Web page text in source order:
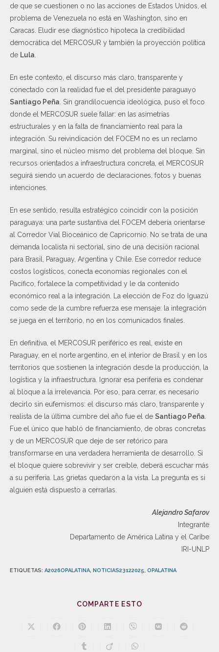
de que se cuestionen o no las acciones de Estados Unidos, el
problema de Venezuela no está en Washington, sino en
Caracas. Eludir ese diagnóstico hipoteca la credibilidad
democrática del MERCOSUR y también la proyección política
de Lula
En este contexto, el discurso más claro, transparente y
conectado con la realidad fue el del presidente paraguayo
Santiago Peña . Sin grandilocuencia ideológica, puso el foco
donde el MERCOSUR suele fallar: en las asimetrías
estructurales y en la falta de financiamiento real para la
integración. Su reivindicación del FOCEM no es un reclamo
marginal, sino el núcleo mismo del problema del bloque. Sin
recursos orientados a infraestructura concreta, el MERCOSUR
seguirá siendo un acuerdo de declaraciones, fotos y buenas
intenciones.
En ese sentido, resulta estratégico coincidir con la posición
paraguaya: una parte sustantiva del FOCEM debería orientarse
al Corredor Vial Bioceánico de Capricornio. No se trata de una
demanda localista ni sectorial, sino de una decisión racional
para Brasil, Paraguay, Argentina y Chile. Ese corredor reduce
costos logísticos, conecta economías regionales con el
Pacífico, fortalece la competitividad y le da contenido
económico real a la integración. La elección de Foz do Iguazú
como sede de la cumbre refuerza ese mensaje: la integración
se juega en el territorio, no en los comunicados finales.
En definitiva, el MERCOSUR periférico es real, existe en
Paraguay, en el norte argentino, en el interior de Brasil y en los
territorios que sostienen la integración desde la producción, la
logística y la infraestructura. Ignorar esa periferia es condenar
al bloque a la irrelevancia. Por eso, para cerrar, es necesario
decirlo sin eufemismos: el discurso más claro, transparente y
realista de la última cumbre del año fue el de Santiago Peña
Fue el único que habló de financiamiento, de obras concretas
y de un MERCOSUR que deje de ser retórico para
transformarse en una verdadera herramienta de desarrollo. Si
el bloque quiere sobrevivir y ser creíble, deberá escuchar más
a su periferia. Las grietas quedaron a la vista. La pregunta es si
alguien está dispuesto a cerrarlas.
Alejandro Safarov
Integrante
Departamento de América Latina y el Caribe
IRI-UNLP
ETIQUETAS: A2026OPALATINA, NOTICIAS23122025, OPALATINA
COMPARTE ESTO